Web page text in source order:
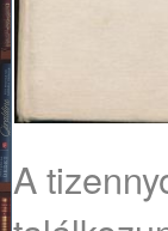
A